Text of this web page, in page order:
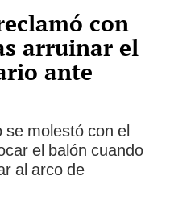
con
arruinar el
ante
se molestó con el
el balón cuando
al arco de